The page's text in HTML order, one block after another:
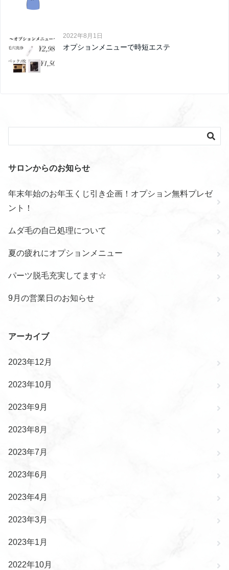
2022年8月1日
オプションメニューで時短エステ
サロンからのお知らせ
年末年始のお年玉くじ引き企画！オプション無料プレゼ
ント！
ムダ毛の自己処理について
夏の疲れにオプションメニュー
パーツ脱毛充実してます☆
9月の営業日のお知らせ
アーカイブ
2023年12月
2023年10月
2023年9月
2023年8月
2023年7月
2023年6月
2023年4月
2023年3月
2023年1月
2022年10月